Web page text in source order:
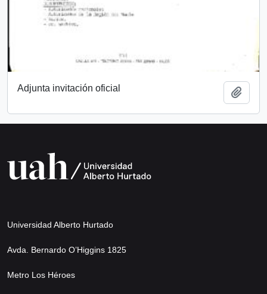
Adjunta invitación oficial
Universidad Alberto Hurtado
Avda. Bernardo O’Higgins 1825
Metro Los Héroes